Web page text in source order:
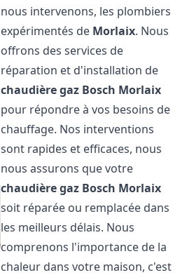
nous intervenons, les plombiers
expérimentés de Morlaix. Nous
offrons des services de
réparation et d'installation de
chaudière gaz Bosch Morlaix
pour répondre à vos besoins de
chauffage. Nos interventions
sont rapides et efficaces, nous
nous assurons que votre
chaudière gaz Bosch Morlaix
soit réparée ou remplacée dans
les meilleurs délais. Nous
comprenons l'importance de la
chaleur dans votre maison, c'est